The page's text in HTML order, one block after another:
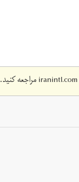
iranintl.comمراجعه کنید.